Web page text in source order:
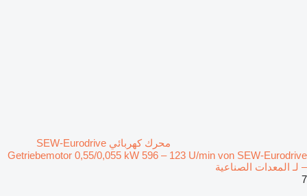
محرك كهربائي SEW-Eurodrive
Getriebemotor 0,55/0,055 kW 596 – 123 U/min von SEW-Eurodrive
– لـ المعدات الصناعية
7